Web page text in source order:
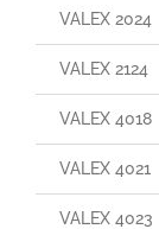
VALEX 2024
VALEX 2124
VALEX 4018
VALEX 4021
VALEX 4023